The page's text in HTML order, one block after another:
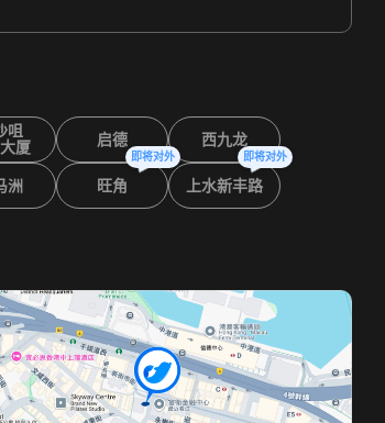
咀
厦
启德 西九龙
洲 旺角
即将对外
上水新丰路
即将对外